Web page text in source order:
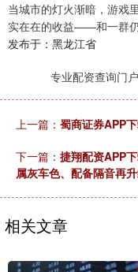
当城市的灯火渐暗，游戏
实在在的收益——和一群仍
发布于：黑龙江省
专业配资查询门
上一篇： 蜀商证券APP
下一篇： 捷翔配资APP
属灰车色、配备隔音再
相关文章